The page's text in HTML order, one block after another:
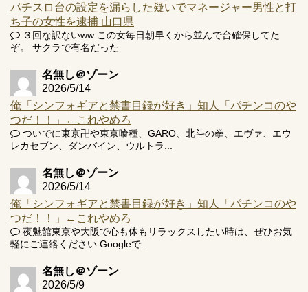
パチスロ台の設定を漏らした疑いでマネージャー男性と打
ち子の女性を逮捕 山口県
３回な訳ないww この女毎日朝早くから並んで台確保してた
ぞ。 サクラで有名だった
名無し＠ゾーン
2026/5/14
俺「シンフォギアと禁書目録が好き」知人「パチンコのや
つだ！！」←これやめろ
ついでに東京卍や東京喰種、GARO、北斗の拳、エヴァ、エウ
レカセブン、ダンバイン、ウルトラ...
名無し＠ゾーン
2026/5/14
俺「シンフォギアと禁書目録が好き」知人「パチンコのや
つだ！！」←これやめろ
夜魅館東京や大阪で心も体もリラックスしたい時は、ぜひお気
軽にご連絡ください Googleで...
名無し＠ゾーン
2026/5/9